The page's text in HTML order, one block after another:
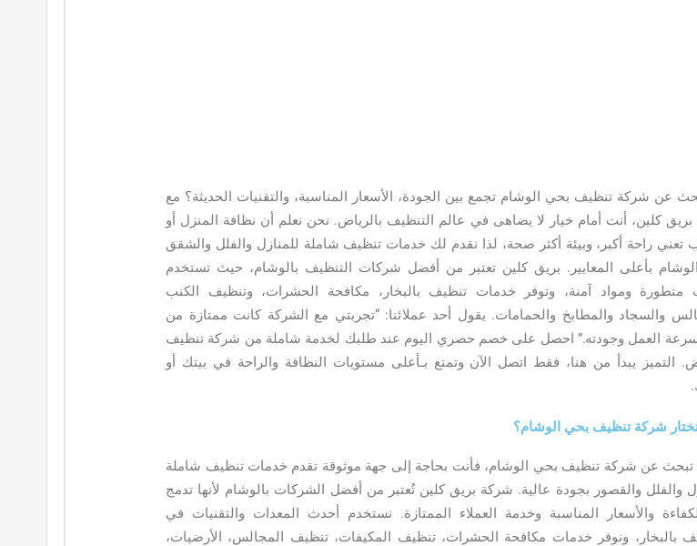
عن شركة تنظيف بحي الوشام تجمع بين الجودة، الأسعار المناسبة، والتقنيات الحديثة؟ مع
كلين، أنت أمام خيار لا يضاهى في عالم التنظيف بالرياض. نحن نعلم أن نظافة المنزل أو
تعني راحة أكبر، وبيئة أكثر صحة، لذا نقدم لك خدمات تنظيف شاملة للمنازل والفلل والشقق
بأعلى المعايير. بريق كلين تعتبر من أفضل شركات التنظيف بالوشام، حيث تستخدم
متطورة ومواد آمنة، وتوفر خدمات تنظيف بالبخار، مكافحة الحشرات، وتنظيف الكنب
والسجاد والمطابخ والحمامات. يقول أحد عملائنا: “تجربتي مع الشركة كانت ممتازة من
العمل وجودته.” احصل على خصم حصري اليوم عند طلبك لخدمة شاملة من شركة تنظيف
التميز يبدأ من هنا، فقط اتصل الآن وتمتع بـأعلى مستويات النظافة والراحة في بيتك أو
تختار شركة تنظيف بحي الوشام؟
تبحث عن شركة تنظيف بحي الوشام، فأنت بحاجة إلى جهة موثوقة تقدم خدمات تنظيف شاملة
والفلل والقصور بجودة عالية. شركة بريق كلين تُعتبر من أفضل الشركات بالوشام لأنها تدمج
والأسعار المناسبة وخدمة العملاء الممتازة. نستخدم أحدث المعدات والتقنيات في
بالبخار، ونوفر خدمات مكافحة الحشرات، تنظيف المكيفات، تنظيف المجالس، الأرضيات،